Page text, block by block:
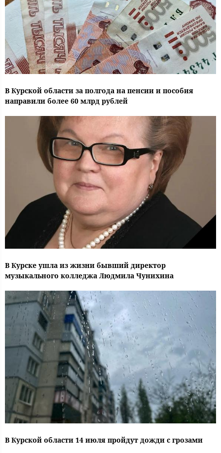
В Курской области за полгода на пенсии и пособия
направили более 60 млрд рублей
В Курске ушла из жизни бывший директор
музыкального колледжа Людмила Чунихина
В Курской области 14 июля пройдут дожди с грозами